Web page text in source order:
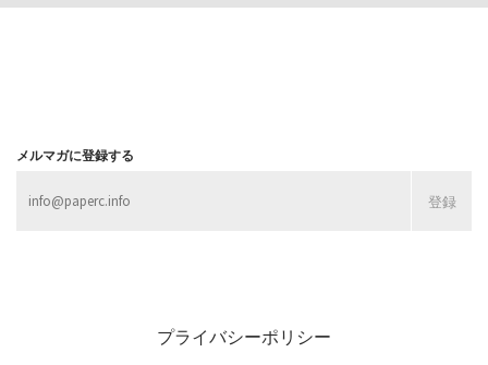
メルマガに登録する
プライバシーポリシー